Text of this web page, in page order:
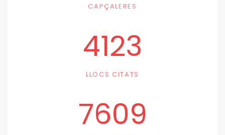
CAPÇALERES
4123
LLOCS CITATS
7609